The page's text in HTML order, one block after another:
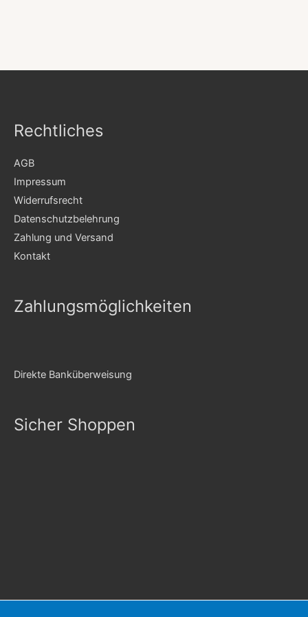
Rechtliches
AGB
Impressum
Widerrufsrecht
Datenschutzbelehrung
Zahlung und Versand
Kontakt
Zahlungsmöglichkeiten
Direkte Banküberweisung
Sicher Shoppen